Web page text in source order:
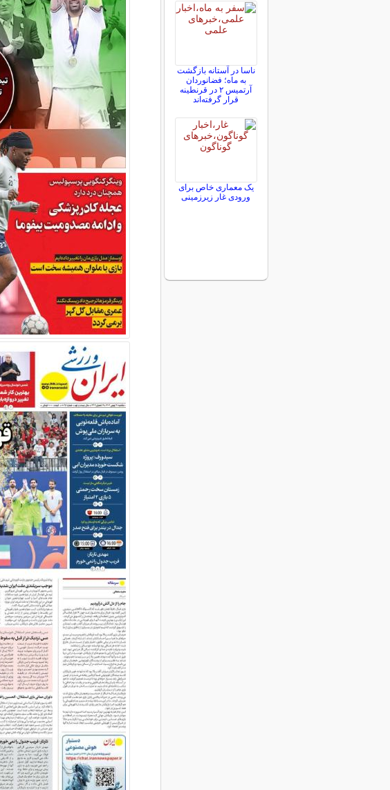
ناسا در آستانه بازگشت
به ماه؛ فضانوردان
آرتمیس ۲ در قرنطینه
قرار گرفته‌اند
یک معماری خاص برای
ورودی غار زیرزمینی